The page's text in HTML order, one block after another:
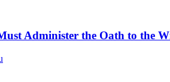
Administer the Oath to the